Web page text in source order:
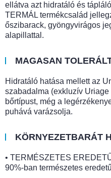
ellátva azt hidratáló és
TERMÁL termékcsalád
őszibarack, gyöngyvirágos
alapillattal.
MAGASAN
Hidratáló hatása mellett az
szabadalma (exkluzív
bőrtípust, még a
puhává varázsolja.
KÖRNYEZETBARÁT
• TERMÉSZETES
90%-ban természetes